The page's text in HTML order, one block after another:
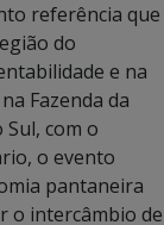
referência que
do
e na
Fazenda da
com o
o evento
pantaneira
o intercâmbio de